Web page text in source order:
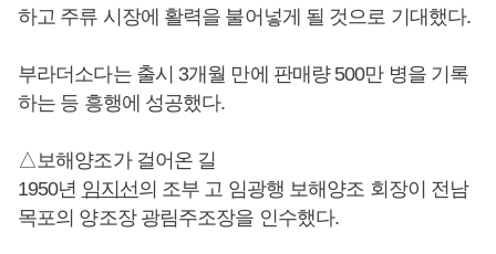
하고 주류 시장에 활력을 불어넣게 될 것으로 기대했다.
부라더소다는 출시 3개월 만에 판매량 500만 병을 기록
하는 등 흥행에 성공했다.
△보해양조가 걸어온 길
1950년 임지선의 조부 고 임광행 보해양조 회장이 전남
목포의 양조장 광림주조장을 인수했다.